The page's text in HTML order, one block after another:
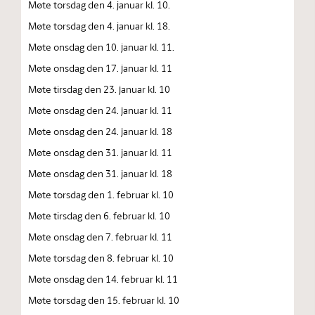
Møte torsdag den 4. januar kl. 10.
Møte torsdag den 4. januar kl. 18.
Møte onsdag den 10. januar kl. 11.
Møte onsdag den 17. januar kl. 11
Møte tirsdag den 23. januar kl. 10
Møte onsdag den 24. januar kl. 11
Møte onsdag den 24. januar kl. 18
Møte onsdag den 31. januar kl. 11
Møte onsdag den 31. januar kl. 18
Møte torsdag den 1. februar kl. 10
Møte tirsdag den 6. februar kl. 10
Møte onsdag den 7. februar kl. 11
Møte torsdag den 8. februar kl. 10
Møte onsdag den 14. februar kl. 11
Møte torsdag den 15. februar kl. 10